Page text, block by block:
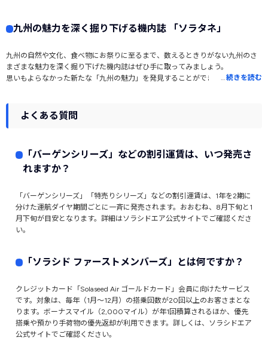
入れ替わります
九州の魅力を深く掘り下げる機内誌 「ソラタネ」
九州の自然や文化、食べ物にお祭りに至るまで、数えるときりがない九州のさ
まざまな魅力を深く掘り下げた機内誌はぜひ手に取ってみましょう。
思いもよらなかった新たな「九州の魅力」を発見することができるかもしれま
…続きを読む
よくある質問
「バーゲンシリーズ」などの割引運賃は、いつ発売さ
れますか？
「バーゲンシリーズ」「特売りシリーズ」などの割引運賃は、1年を2期に
分けた運航ダイヤ期間ごとに一斉に発売されます。おおむね、8月下旬と1
月下旬が目安となります。詳細はソラシドエア公式サイトでご確認くださ
い。
「ソラシド ファーストメンバーズ」とは何ですか？
クレジットカード「Solaseed Air ゴールドカード」会員に向けたサービス
です。対象は、毎年（1月～12月）の搭乗回数が20回以上のお客さまとな
ります。ボーナスマイル（2,000マイル）が年1回積算されるほか、優先
搭乗や預かり手荷物の優先返却が利用できます。詳しくは、ソラシドエア
公式サイトでご確認ください。